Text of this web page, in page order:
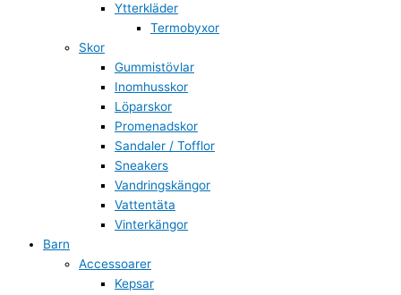
Ytterkläder
Termobyxor
Skor
Gummistövlar
Inomhusskor
Löparskor
Promenadskor
Sandaler / Tofflor
Sneakers
Vandringskängor
Vattentäta
Vinterkängor
Barn
Accessoarer
Kepsar